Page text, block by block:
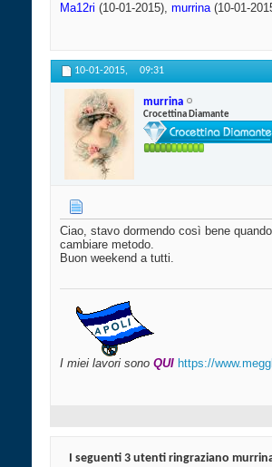
Ma12ri (10-01-2015), murrina(10-01-
10-01-2015, 09:31
murrina
Crocettina Diamante
Ciao, stavo dormendo così bene
cambiare metodo.
Buon weekend a tutti.
I miei lavori sono QUI https://
I seguenti 3 utenti ringraziano